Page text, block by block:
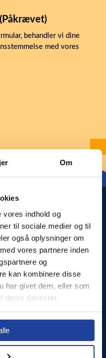
Om
vores indhold og
til sociale medier og til
også oplysninger om
vores partnere inden
og
kan kombinere disse
har givet dem, eller som
deres tjenester.
relevant to
(Påkrævet)
behandler vi dine
med vores
fob930425